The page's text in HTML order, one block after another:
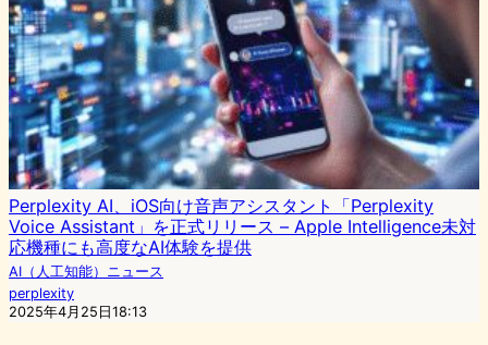
Perplexity AI、iOS向け音声アシスタント「Perplexity
Voice Assistant」を正式リリース – Apple Intelligence未対
応機種にも高度なAI体験を提供
AI（人工知能）ニュース
perplexity
2025年4月25日18:13